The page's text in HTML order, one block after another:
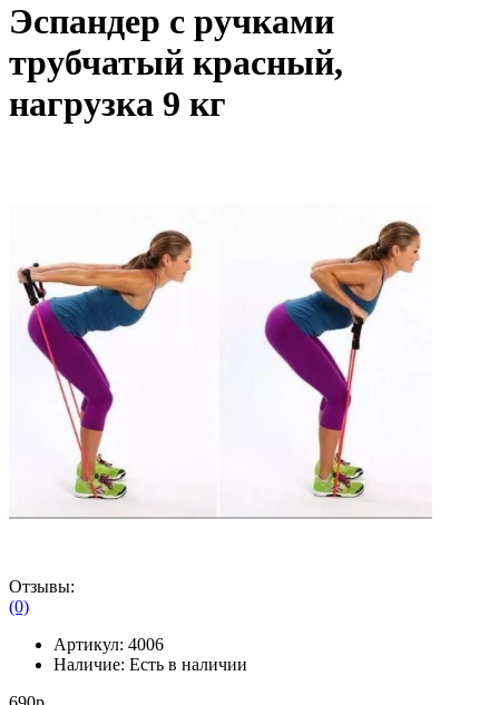
Эспандер с ручками
трубчатый красный,
нагрузка 9 кг
Отзывы:
(0)
Артикул: 4006
Наличие: Есть в наличии